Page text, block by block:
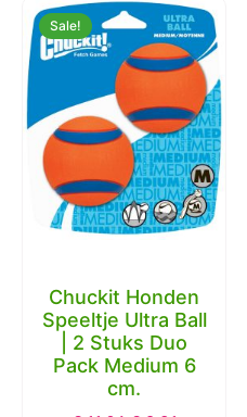
Sale!
Chuckit Honden
Speeltje Ultra Ball
| 2 Stuks Duo
Pack Medium 6
cm.